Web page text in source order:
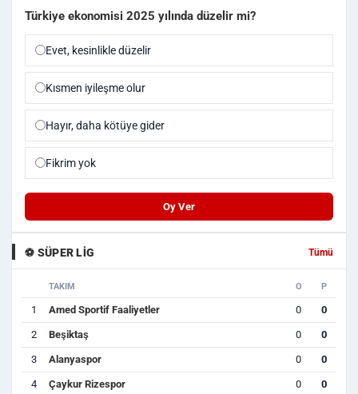
Türkiye ekonomisi 2025 yılında düzelir mi?
Evet, kesinlikle düzelir
Kısmen iyileşme olur
Hayır, daha kötüye gider
Fikrim yok
Oy Ver
⚽ SÜPER LIG Tümü
TAKIM O P
1 Amed Sportif Faaliyetler 0 0
2 Beşiktaş 0 0
3 Alanyaspor 0 0
4 Çaykur Rizespor 0 0